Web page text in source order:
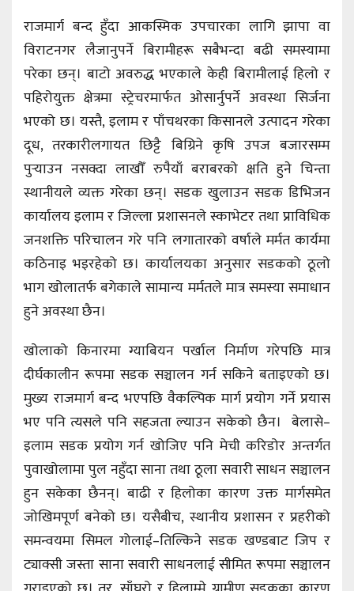
राजमार्ग बन्द हुँदा आकस्मिक उपचारका लागि झापा वा
विराटनगर लैजानुपर्ने बिरामीहरू सबैभन्दा बढी समस्यामा
परेका छन्। बाटो अवरुद्ध भएकाले केही बिरामीलाई हिलो र
पहिरोयुक्त क्षेत्रमा स्ट्रेचरमार्फत ओसार्नुपर्ने अवस्था सिर्जना
भएको छ। यस्तै, इलाम र पाँचथरका किसानले उत्पादन गरेका
दूध, तरकारीलगायत छिट्टै बिग्रिने कृषि उपज बजारसम्म
पुर्‍याउन नसक्दा लाखौँ रुपैयाँ बराबरको क्षति हुने चिन्ता
स्थानीयले व्यक्त गरेका छन्। सडक खुलाउन सडक डिभिजन
कार्यालय इलाम र जिल्ला प्रशासनले स्काभेटर तथा प्राविधिक
जनशक्ति परिचालन गरे पनि लगातारको वर्षाले मर्मत कार्यमा
कठिनाइ भइरहेको छ। कार्यालयका अनुसार सडकको ठूलो
भाग खोलातर्फ बगेकाले सामान्य मर्मतले मात्र समस्या समाधान
हुने अवस्था छैन।
खोलाको किनारमा ग्याबियन पर्खाल निर्माण गरेपछि मात्र
दीर्घकालीन रूपमा सडक सञ्चालन गर्न सकिने बताइएको छ।
मुख्य राजमार्ग बन्द भएपछि वैकल्पिक मार्ग प्रयोग गर्ने प्रयास
भए पनि त्यसले पनि सहजता ल्याउन सकेको छैन। बेलासे–
इलाम सडक प्रयोग गर्न खोजिए पनि मेची करिडोर अन्तर्गत
पुवाखोलामा पुल नहुँदा साना तथा ठूला सवारी साधन सञ्चालन
हुन सकेका छैनन्। बाढी र हिलोका कारण उक्त मार्गसमेत
जोखिमपूर्ण बनेको छ। यसैबीच, स्थानीय प्रशासन र प्रहरीको
समन्वयमा सिमल गोलाई–तिल्किने सडक खण्डबाट जिप र
ट्याक्सी जस्ता साना सवारी साधनलाई सीमित रूपमा सञ्चालन